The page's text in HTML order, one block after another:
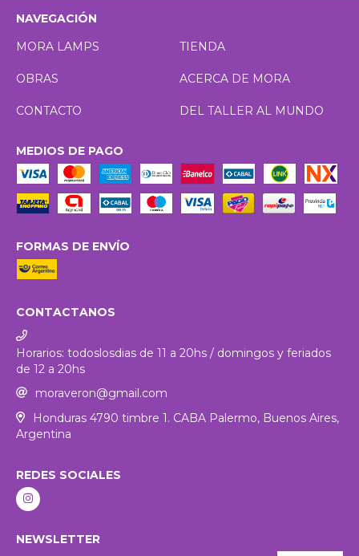
NAVEGACIÓN
MORA LAMPS
TIENDA
OBRAS ACERCA DE MORA
CONTACTO DEL TALLER AL MUNDO
MEDIOS DE PAGO
FORMAS DE ENVÍO
CONTACTANOS
Horarios: todoslosdias de 11 a 20hs / domingos y feriados
de 12 a 20hs
moraveron@gmail.com
Honduras 4790 timbre 1. CABA Palermo, Buenos Aires,
Argentina
REDES SOCIALES
NEWSLETTER